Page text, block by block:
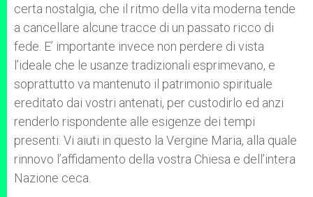
certa nostalgia, che il ritmo della vita moderna tende
a cancellare alcune tracce di un passato ricco di
fede. E’ importante invece non perdere di vista
l’ideale che le usanze tradizionali esprimevano, e
soprattutto va mantenuto il patrimonio spirituale
ereditato dai vostri antenati, per custodirlo ed anzi
renderlo rispondente alle esigenze dei tempi
presenti. Vi aiuti in questo la Vergine Maria, alla quale
rinnovo l’affidamento della vostra Chiesa e dell’intera
Nazione ceca.